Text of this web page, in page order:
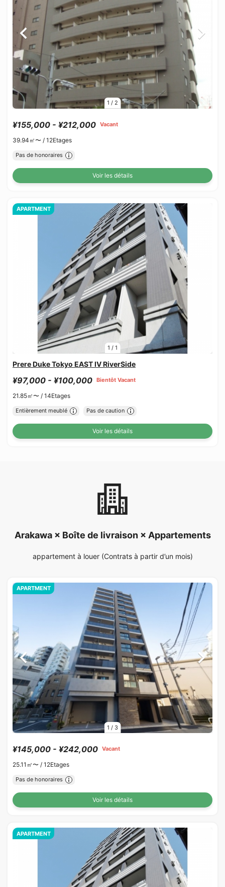
1 / 2
¥155,000 - ¥212,000 Vacant
39.94㎡〜 / 12Etages
Pas de honoraires
Voir les détails
1 / 1
APARTMENT
Prere Duke Tokyo EAST IV RiverSide
¥97,000 - ¥100,000 Bientôt Vacant
21.85㎡〜 / 14Etages
Entièrement meublé Pas de caution
Voir les détails
Arakawa × Boîte de livraison × Appartements
appartement à louer (Contrats à partir d’un mois)
1 / 3
APARTMENT
¥145,000 - ¥242,000 Vacant
25.11㎡〜 / 12Etages
Pas de honoraires
Voir les détails
APARTMENT